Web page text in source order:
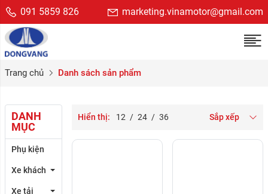
091 5859 826 marketing.vinamotor@gmail.com
Trang chủ Danh sách sản phẩm
DANH
MỤC
Phụ kiện
Xe khách
Xe tải
Hiển thị: 12 / 24 / 36 Sắp xếp